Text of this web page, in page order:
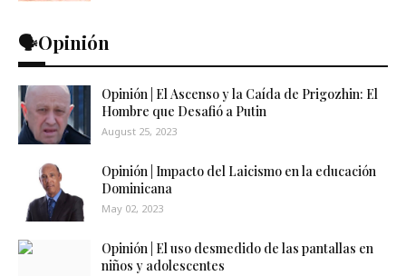
🗣️Opinión
Opinión | El Ascenso y la Caída de Prigozhin: El
Hombre que Desafió a Putin
August 25, 2023
Opinión | Impacto del Laicismo en la educación
Dominicana
May 02, 2023
Opinión | El uso desmedido de las pantallas en
niños y adolescentes